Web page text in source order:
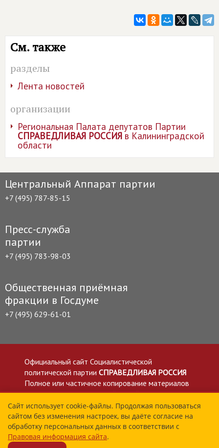
См. также
разделы
Лента новостей
организации
Региональная Палата депутатов Партии
СПРАВЕДЛИВАЯ РОССИЯв Калининградской
области
Центральный Аппарат партии
+7 (495) 787-85-15
Пресс-служба
партии
+7 (495) 783-98-03
Общественная приёмная
фракции в Госдуме
+7 (495) 629-61-01
Официальный сайт Социалистической
политической партии СПРАВЕДЛИВАЯ РОССИЯ
Полное или частичное копирование материалов
приветствуется со ссылкой на сайт spravedlivo.ru
Политика в отношении обработки персональных
данных
Все материалы сайта spravedlivo.ru доступны по
лицензии Creative Commons Attribution 4.0 International
Сайт использует cookie-файлы. Продолжая пользоваться
сайтом без изменения настроек, вы даёте согласие на
обработку персональных данных в соответствии с
Правовая информация сайта.